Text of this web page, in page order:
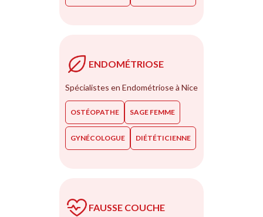
ENDOMÉTRIOSE
Spécialistes en Endométriose à Nice
OSTÉOPATHE SAGE FEMME
GYNÉCOLOGUE DIÉTÉTICIENNE
FAUSSE COUCHE